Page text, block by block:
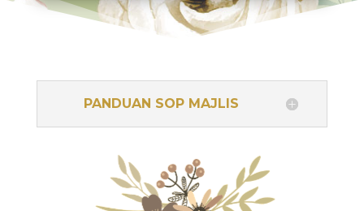
PANDUAN SOP MAJLIS